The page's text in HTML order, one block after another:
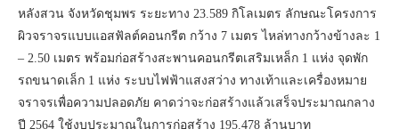
หลังสวน จังหวัดชุมพร ระยะทาง 23.589 กิโลเมตร ลักษณะโครงการ
ผิวจราจรแบบแอสฟัลต์คอนกรีต กว้าง 7 เมตร ไหล่ทางกว้างข้างละ 1
– 2.50 เมตร พร้อมก่อสร้างสะพานคอนกรีตเสริมเหล็ก 1 แห่ง จุดพัก
รถขนาดเล็ก 1 แห่ง ระบบไฟฟ้าแสงสว่าง ทางเท้าและเครื่องหมาย
จราจรเพื่อความปลอดภัย คาดว่าจะก่อสร้างแล้วเสร็จประมาณกลาง
ปี 2564 ใช้งบประมาณในการก่อสร้าง 195.478 ล้านบาท